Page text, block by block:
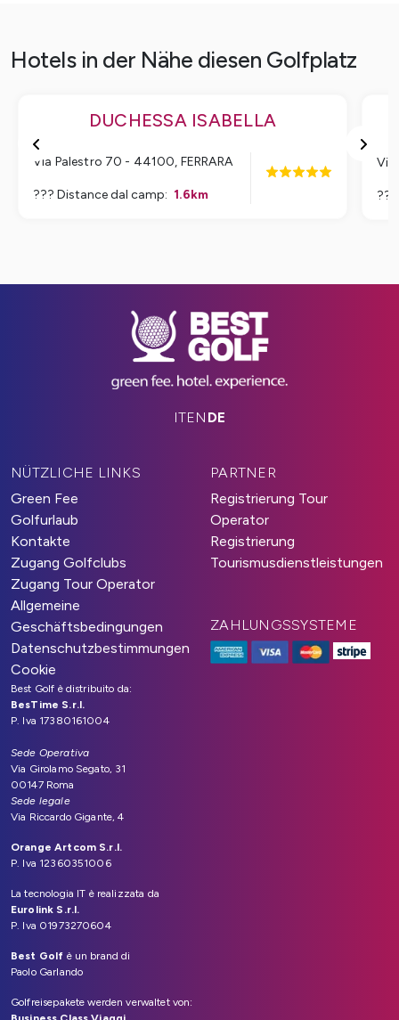
Hotels in der Nähe diesen Golfplatz
DUCHESSA ISABELLA
Via Palestro 70 - 44100, FERRARA
??? Distance dal camp: 1.6km
Via
ITEN DE
NÜTZLICHE LINKS
Green Fee
Golfurlaub
Kontakte
Zugang Golfclubs
Zugang Tour Operator
Allgemeine
Geschäftsbedingungen
Datenschutzbestimmungen
Cookie
PARTNER
Registrierung Tour
Operator
Registrierung
Tourismusdienstleistungen
ZAHLUNGSSYSTEME
Best Golf è distribuito da:
BesTime S.r.l.
P. Iva 17380161004
Sede Operativa
Via Girolamo Segato, 31
00147 Roma
Sede legale
Via Riccardo Gigante, 4
Orange Artcom S.r.l.
P. Iva 12360351006
La tecnologia IT è realizzata da
Eurolink S.r.l.
P. Iva 01973270604
Best Golf è un brand di
Paolo Garlando
Golfreisepakete werden verwaltet von: